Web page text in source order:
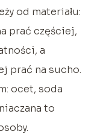
od materiału:
prać częściej,
a
prać na sucho.
ocet, soda
to